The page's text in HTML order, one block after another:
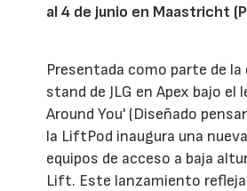
al 4 de junio en Maastricht
Presentada como parte de la
stand de JLG en Apex bajo el
Around You' (Diseñado
la LiftPod inaugura una
equipos de acceso a baja
Lift. Este lanzamiento